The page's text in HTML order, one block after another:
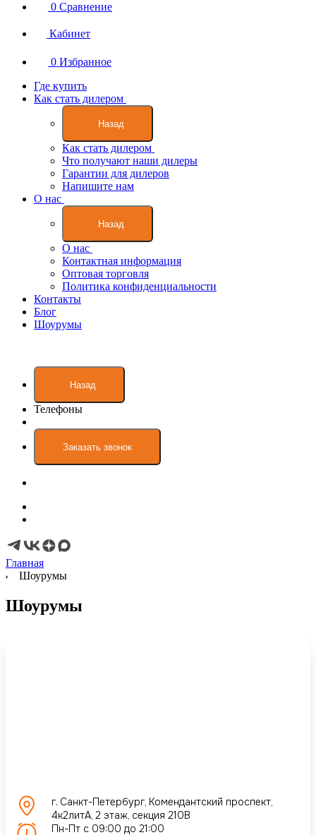
0 Сравнение
Кабинет
0 Избранное
Где купить
Как стать дилером
Назад
Как стать дилером
Что получают наши дилеры
Гарантии для дилеров
Напишите нам
О нас
Назад
О нас
Контактная информация
Оптовая торговля
Политика конфиденциальности
Контакты
Блог
Шоурумы
Назад
Телефоны
Заказать звонок
Главная
Шоурумы
Шоурумы
г. Санкт-Петербург, Комендантский проспект,
4к2литА, 2 этаж, секция 210В
Пн-Пт с 09:00 до 21:00